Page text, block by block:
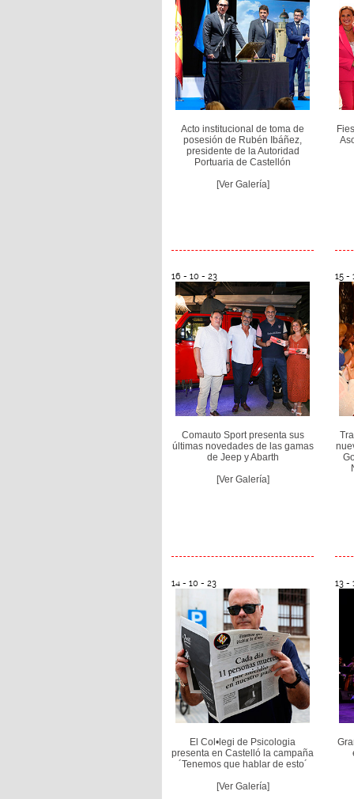
Acto institucional de toma de
posesión de Rubén Ibáñez,
presidente de la Autoridad
Portuaria de Castellón
[Ver Galería]
16 - 10 - 23
Comauto Sport presenta sus
últimas novedades de las gamas
de Jeep y Abarth
[Ver Galería]
15 -
14 - 10 - 23
El Col•legi de Psicologia
presenta en Castelló la campaña
´Tenemos que hablar de esto´
[Ver Galería]
13 -